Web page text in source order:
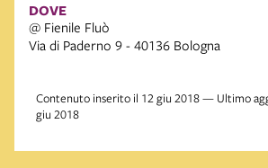
DOVE
@ Fienile Fluò
Via di Paderno 9 - 40136 Bologna
Contenuto inserito il 12 giu 2018 — Ultimo
giu 2018